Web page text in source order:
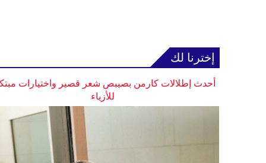
إخترنا لك
أحدث إطلالات كارمن بصيبص شعر قصير واختيارات
للأزياء